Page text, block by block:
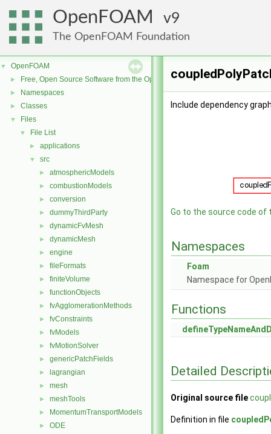
OpenFOAM 9
The OpenFOAM Foundation
▼ OpenFOAM
► Free, Open Source Software from the OpenFOAM Foundation
► Namespaces
► Classes
▼ Files
▼ File List
► applications
▼ src
► atmosphericModels
► combustionModels
► conversion
► dummyThirdParty
► dynamicFvMesh
► dynamicMesh
► engine
► fileFormats
► finiteVolume
► functionObjects
► fvAgglomerationMethods
► fvConstraints
► fvModels
► fvMotionSolver
► genericPatchFields
► lagrangian
► mesh
► meshTools
► MomentumTransportModels
► ODE
Include dependency
Go to the source code of
Namespaces
Foam
Namespace for
Functions
Detailed
Original source file
Definition in file